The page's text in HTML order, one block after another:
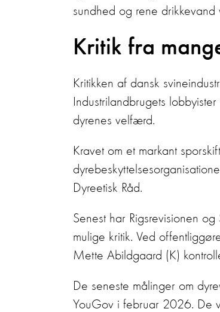
sundhed og rene
Kritik fra
Kritikken af dansk
Industrilandbrugets
dyrenes velfærd.
Kravet om et markant
Dyreetisk Råd.
Senest har Rigsrevisionen
mulige kritik. Ved
Mette Abildgaard (K)
De seneste målinger om
YouGov i februar 2026. De